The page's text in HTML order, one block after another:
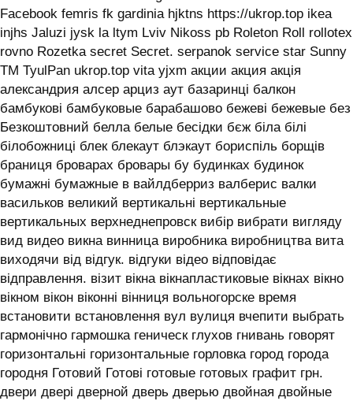
Facebook femris fk gardinia hjktns https://ukrop.top ikea
injhs Jaluzi jysk la ltym Lviv Nikoss pb Roleton Roll rollotex
rovno Rozetka secret Secret. serpanok service star Sunny
TM TyulPan ukrop.top vita yjxm акции акция акція
александрия алсер арциз аут базаринці балкон
бамбукові бамбуковые барабашово бежеві бежевые без
Безкоштовний белла белые бесідки бєж біла білі
білобожниці блек блекаут блэкаут бориспіль борщів
браниця броварах бровары бу будинках будинок
бумажні бумажные в вайлдберриз валберис валки
васильков великий вертикальні вертикальные
вертикальных верхнеднепровск вибір вибрати вигляду
вид видео викна винница виробника виробництва вита
виходячи від відгук. відгуки відео відповідає
відправлення. візит вікна вікнапластиковые вікнах вікно
вікном вікон віконні вінниця вольногорске время
встановити встановлення вул вулиця вчепити выбрать
гармонічно гармошка геническ глухов гнивань говорят
горизонтальні горизонтальные горловка город города
городня Готовий Готові готовые готовых графит грн.
двери двері дверной дверь дверью двойная двойные